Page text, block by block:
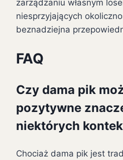
zarządzaniu własnym
niesprzyjających
beznadziejna
FAQ
Czy dama pik
pozytywne
niektórych
Chociaż dama pik jest